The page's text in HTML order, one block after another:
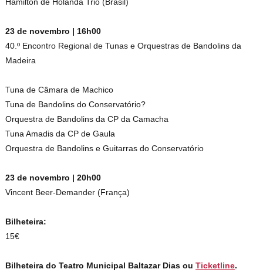
Hamilton de Holanda Trio (Brasil)
23 de novembro | 16h00
40.º Encontro Regional de Tunas e Orquestras de Bandolins da
Madeira
Tuna de Câmara de Machico
Tuna de Bandolins do Conservatório?
Orquestra de Bandolins da CP da Camacha
Tuna Amadis da CP de Gaula
Orquestra de Bandolins e Guitarras do Conservatório
23 de novembro | 20h00
Vincent Beer-Demander (França)
Bilheteira:
15€
Bilheteira do Teatro Municipal Baltazar Dias ou Ticketline.